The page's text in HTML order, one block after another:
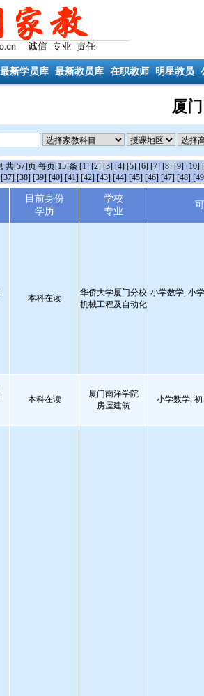
最新学员库 最新教员库 在职教师 明星教员
厦
共[57]页 每页[15]条 [1] [2] [3] [4] [5] [6] [7] [8] [9] [10]
[37] [38] [39] [40] [41] [42] [43] [44] [45] [46] [47] [48]
目前身份
学历
学校
专业
本科在读
华侨大学厦门分校
机械工程及自动化
小学数学, 小
本科在读
厦门南洋学院
房屋建筑
小学数学,